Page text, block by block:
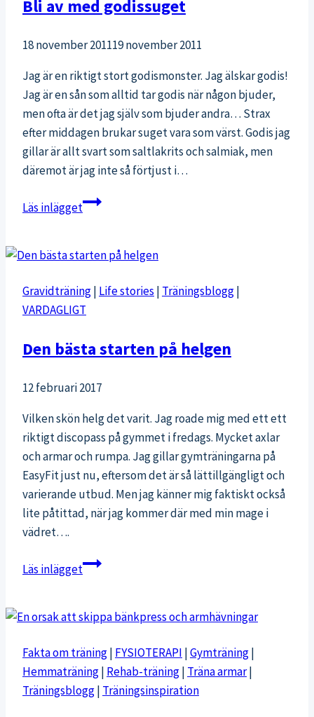
Bli av med godissuget
18 november 201119 november 2011
Jag är en riktigt stort godismonster. Jag älskar godis!
Jag är en sån som alltid tar godis när någon bjuder,
men ofta är det jag själv som bjuder andra… Strax
efter middagen brukar suget vara som värst. Godis jag
gillar är allt svart som saltlakrits och salmiak, men
däremot är jag inte så förtjust i…
Läs inläggetBli
godissuget
Gravidträning| Life stories | Träningsblogg|
VARDAGLIGT
Den bästa starten på helgen
12 februari 2017
Vilken skön helg det varit. Jag roade mig med ett ett
riktigt discopass på gymmet i fredags. Mycket axlar
och armar och rumpa. Jag gillar gymträningarna på
EasyFit just nu, eftersom det är så lättillgängligt och
varierande utbud. Men jag känner mig faktiskt också
lite påtittad, när jag kommer där med min mage i
vädret….
Läs inläggetDen
på
Fakta om träning| FYSIOTERAPI |Gymträning|
Hemmaträning| Rehab-träning| Träna armar|
Träningsblogg| Träningsinspiration